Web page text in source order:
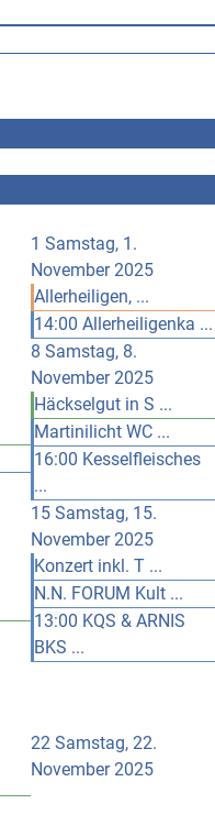
1 Samstag, 1.
November 2025
Allerheiligen, ...
14:00 Allerheiligenka ...
8 Samstag, 8.
November 2025
Häckselgut in S ...
Martinilicht WC ...
16:00 Kesselfleisches
...
15 Samstag, 15.
November 2025
Konzert inkl. T ...
N.N. FORUM Kult ...
13:00 KQS & ARNIS
BKS ...
22 Samstag, 22.
November 2025